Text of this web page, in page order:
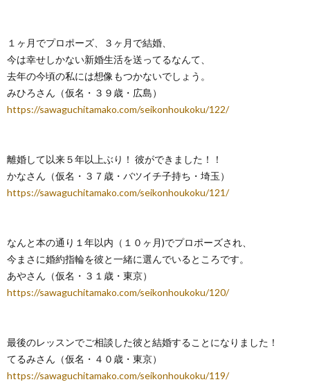
１ヶ月でプロポーズ、３ヶ月で結婚、
今は幸せしかない新婚生活を送ってるなんて、
去年の今頃の私には想像もつかないでしょう。
みひろさん（仮名・３９歳・広島）
https://sawaguchitamako.com/seikonhoukoku/122/
離婚して以来５年以上ぶり！ 彼ができました！！
かなさん（仮名・３７歳・バツイチ子持ち・埼玉）
https://sawaguchitamako.com/seikonhoukoku/121/
なんと本の通り１年以内（１０ヶ月)でプロポーズされ、
今まさに婚約指輪を彼と一緒に選んでいるところです。
あやさん（仮名・３１歳・東京）
https://sawaguchitamako.com/seikonhoukoku/120/
最後のレッスンでご相談した彼と結婚することになりました！
てるみさん（仮名・４０歳・東京）
https://sawaguchitamako.com/seikonhoukoku/119/